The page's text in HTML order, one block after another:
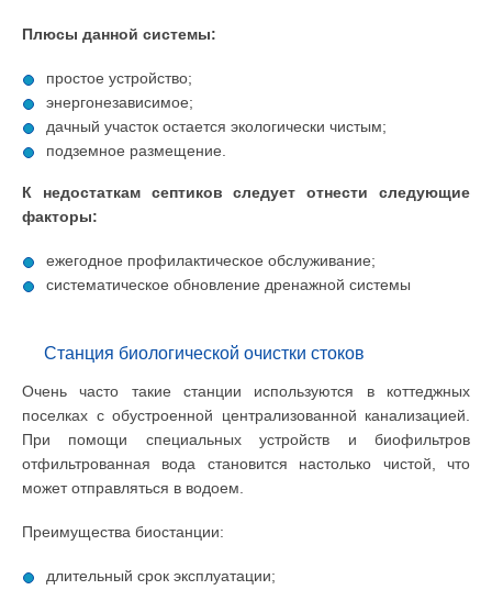
Плюсы данной системы:
простое устройство;
энергонезависимое;
дачный участок остается экологически чистым;
подземное размещение.
К недостаткам септиков следует отнести следующие
факторы:
ежегодное профилактическое обслуживание;
систематическое обновление дренажной системы
Станция биологической очистки стоков
Очень часто такие станции используются в коттеджных
поселках с обустроенной централизованной канализацией.
При помощи специальных устройств и биофильтров
отфильтрованная вода становится настолько чистой, что
может отправляться в водоем.
Преимущества биостанции:
длительный срок эксплуатации;